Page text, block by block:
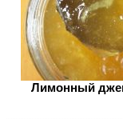
Лимонный